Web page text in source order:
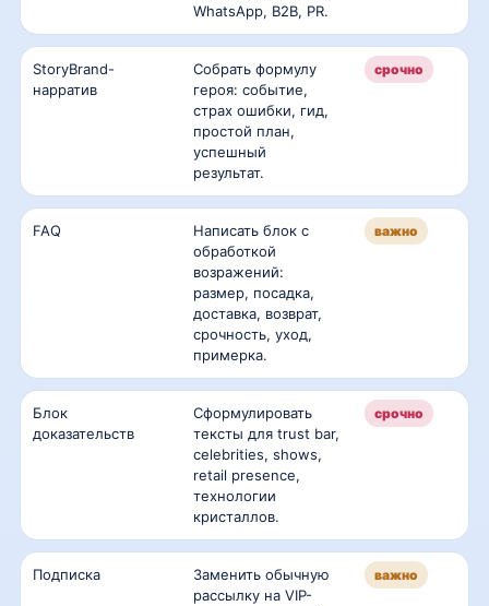
WhatsApp, B2B, PR.
StoryBrand-
нарратив
Собрать формулу
героя: событие,
страх ошибки, гид,
простой план,
успешный
результат.
срочно
FAQ
Написать блок с
обработкой
возражений:
размер, посадка,
доставка, возврат,
срочность, уход,
примерка.
важно
Блок
доказательств
Сформулировать
тексты для trust bar,
celebrities, shows,
retail presence,
технологии
кристаллов.
срочно
Подписка
Заменить обычную
рассылку на VIP-
важно